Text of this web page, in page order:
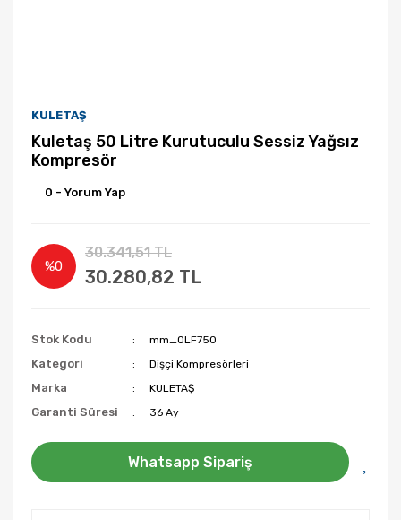
KULETAŞ
Kuletaş 50 Litre Kurutuculu Sessiz Yağsız
Kompresör
0 - Yorum Yap
%0
30.341,51 TL
30.280,82 TL
Stok Kodu mm_OLF750
Kategori Dişçi Kompresörleri
Marka KULETAŞ
Garanti Süresi 36 Ay
Whatsapp Sipariş